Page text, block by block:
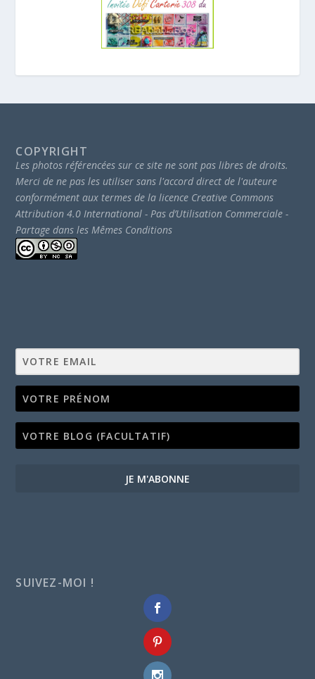
COPYRIGHT
Les photos référencées sur ce site ne sont pas libres de droits.
Merci de ne pas les utiliser sans l'accord direct de l'auteure
conformément aux termes de la licence Creative Commons
Attribution 4.0 International - Pas d’Utilisation Commerciale -
Partage dans les Mêmes Conditions
JE M'ABONNE
SUIVEZ-MOI !